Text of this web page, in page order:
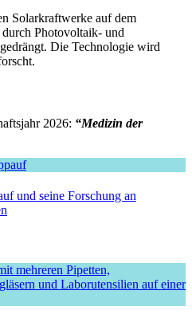
Solarkraftwerke auf dem
Photovoltaik- und
Die Technologie wird
2026: “Medizin der
und seine Forschung an